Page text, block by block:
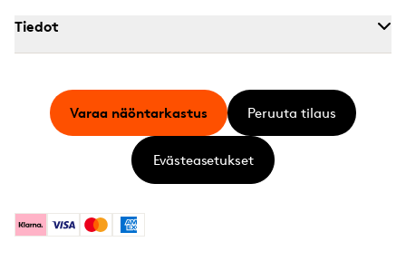
Tiedot
KlarnaVisa MastercardAmerican Express
Varaa näöntarkastus Peruuta tilaus
Evästeasetukset